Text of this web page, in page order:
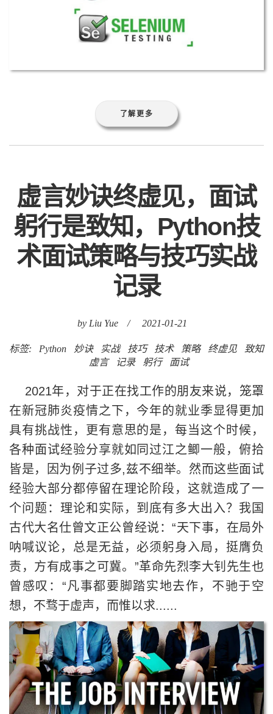
躬行是致知，Python技
术面试策略与技巧实战
by Liu Yue
标签: Python 妙诀 实战 技巧 技术 策略 终虚见
致知
虚言
记录 躬行 面试
2021年，对于正在找工作的朋友来说，笼罩
在新冠肺炎疫情之下，今年的就业季显得更加
具有挑战性，更有意思的是，每当这个时候，
皆是，因为例子过多,兹不细举。然而这些面试
个问题：理论和实际，到底有多大出入？我国
古代大名仕曾文正公曾经说：“天下事，在局外
呐喊议论，总是无益，必须躬身入局，挺膺负
责，方有成事之可冀。”革命先烈李大钊先生也
曾感叹：“凡事都要脚踏实地去作，不驰于空
想，不骛于虚声，而惟以求......
了解更多